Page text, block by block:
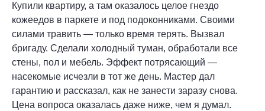
Купили квартиру, а там оказалось целое гнездо
кожеедов в паркете и под подоконниками. Своими
силами травить — только время терять. Вызвал
бригаду. Сделали холодный туман, обработали все
стены, пол и мебель. Эффект потрясающий —
насекомые исчезли в тот же день. Мастер дал
гарантию и рассказал, как не занести заразу снова.
Цена вопроса оказалась даже ниже, чем я думал.